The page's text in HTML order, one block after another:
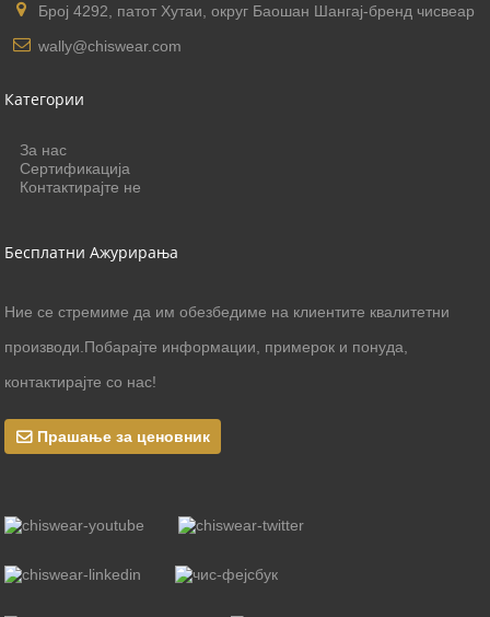
Број 4292, патот Хутаи, округ Баошан Шангај-бренд чисвеар
wally@chiswear.com
Категории
За нас
Сертификација
Контактирајте не
Бесплатни Ажурирања
Ние се стремиме да им обезбедиме на клиентите квалитетни
производи.Побарајте информации, примерок и понуда,
контактирајте со нас!
Прашање за ценовник